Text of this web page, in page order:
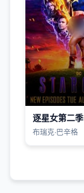
逐星女第二季
布瑞克·巴辛格